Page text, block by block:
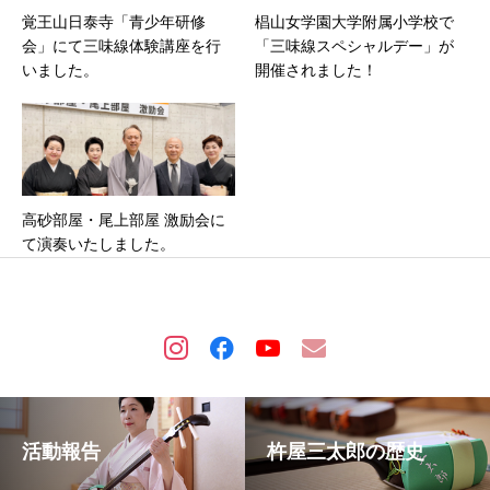
覚王山日泰寺「青少年研修
会」にて三味線体験講座を行
いました。
椙山女学園大学附属小学校で
「三味線スペシャルデー」が
開催されました！
高砂部屋・尾上部屋 激励会に
て演奏いたしました。
活動報告 杵屋三太郎の歴史